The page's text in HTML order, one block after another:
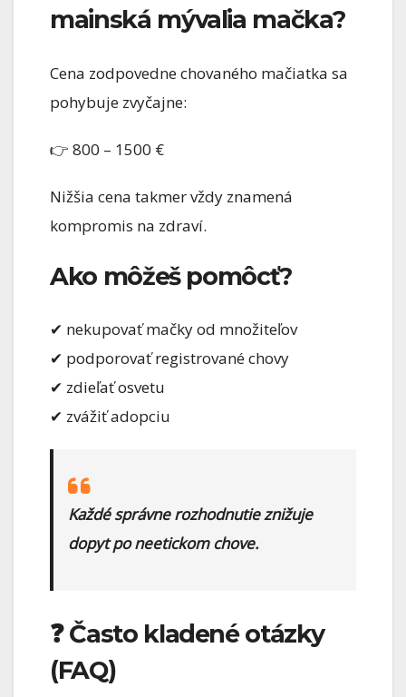
mainská mývalia mačka?
Cena zodpovedne chovaného mačiatka sa
pohybuje zvyčajne:
👉 800 – 1500 €
Nižšia cena takmer vždy znamená
kompromis na zdraví.
Ako môžeš pomôcť?
✔ nekupovať mačky od množiteľov
✔ podporovať registrované chovy
✔ zdieľať osvetu
✔ zvážiť adopciu
Každé správne rozhodnutie znižuje
dopyt po neetickom chove.
❓ Často kladené otázky
(FAQ)